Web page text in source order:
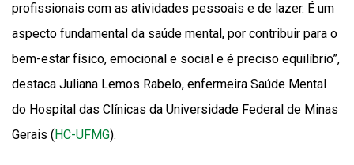
profissionais com as atividades pessoais e de lazer. É um
aspecto fundamental da saúde mental, por contribuir para o
bem-estar físico, emocional e social e é preciso equilíbrio”,
destaca Juliana Lemos Rabelo, enfermeira Saúde Mental
do Hospital das Clínicas da Universidade Federal de Minas
Gerais (HC-UFMG).